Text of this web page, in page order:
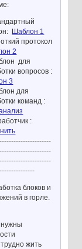
Шаблон 1
протокол
2
для
вопросов :
3
для
команд :
:
блоков и
в горле.
жить